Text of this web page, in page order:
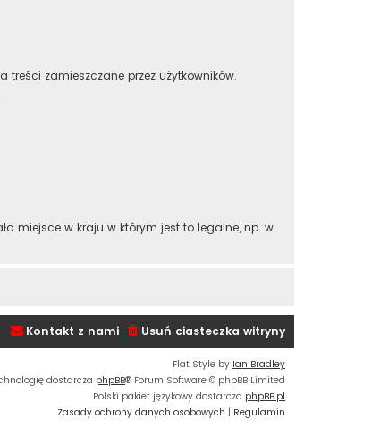
zamieszczane przez użytkowników.
miejsce w kraju w którym jest to legalne, np. w
Usuń ciasteczka witryny
Kontakt z nami
Flat Style by Ian Bradley
dostarcza phpBB® Forum Software © phpBB Limited
Polski pakiet językowy dostarcza phpBB.pl
Zasady ochrony danych osobowych | Regulamin